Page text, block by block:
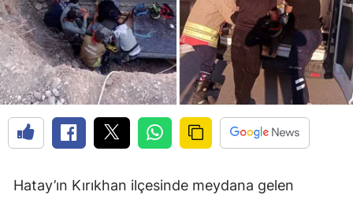
Hatay’ın Kırıkhan ilçesinde meydana gelen